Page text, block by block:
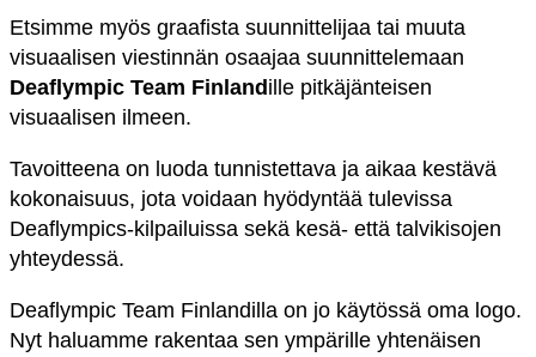
Etsimme myös graafista suunnittelijaa tai muuta
visuaalisen viestinnän osaajaa suunnittelemaan
Deaflympic Team Finland ille pitkäjänteisen
visuaalisen ilmeen.
Tavoitteena on luoda tunnistettava ja aikaa kestävä
kokonaisuus, jota voidaan hyödyntää tulevissa
Deaflympics-kilpailuissa sekä kesä- että talvikisojen
yhteydessä.
Deaflympic Team Finlandilla on jo käytössä oma logo.
Nyt haluamme rakentaa sen ympärille yhtenäisen